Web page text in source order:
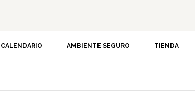
CALENDARIO AMBIENTE SEGURO TIENDA